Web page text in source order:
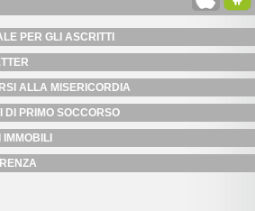
PER GLI ASCRITTI
ALLA MISERICORDIA
DI PRIMO SOCCORSO
IMMOBILI